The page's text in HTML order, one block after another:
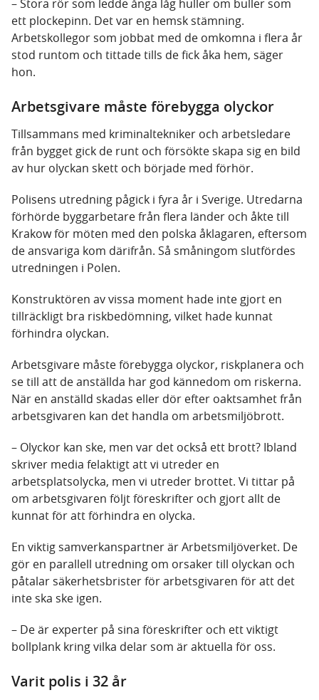
– Stora rör som ledde ånga låg huller om buller som
ett plockepinn. Det var en hemsk stämning.
Arbetskollegor som jobbat med de omkomna i flera år
stod runtom och tittade tills de fick åka hem, säger
hon.
Arbetsgivare måste förebygga olyckor
Tillsammans med kriminaltekniker och arbetsledare
från bygget gick de runt och försökte skapa sig en bild
av hur olyckan skett och började med förhör.
Polisens utredning pågick i fyra år i Sverige. Utredarna
förhörde byggarbetare från flera länder och åkte till
Krakow för möten med den polska åklagaren, eftersom
de ansvariga kom därifrån. Så småningom slutfördes
utredningen i Polen.
Konstruktören av vissa moment hade inte gjort en
tillräckligt bra riskbedömning, vilket hade kunnat
förhindra olyckan.
Arbetsgivare måste förebygga olyckor, riskplanera och
se till att de anställda har god kännedom om riskerna.
När en anställd skadas eller dör efter oaktsamhet från
arbetsgivaren kan det handla om arbetsmiljöbrott.
– Olyckor kan ske, men var det också ett brott? Ibland
skriver media felaktigt att vi utreder en
arbetsplatsolycka, men vi utreder brottet. Vi tittar på
om arbetsgivaren följt föreskrifter och gjort allt de
kunnat för att förhindra en olycka.
En viktig samverkanspartner är Arbetsmiljöverket. De
gör en parallell utredning om orsaker till olyckan och
påtalar säkerhetsbrister för arbetsgivaren för att det
inte ska ske igen.
– De är experter på sina föreskrifter och ett viktigt
bollplank kring vilka delar som är aktuella för oss.
Varit polis i 32 år